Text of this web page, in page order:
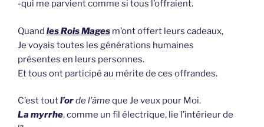
-qui me parvient comme si tous l’offraient.
Quand les Rois Mages m’ont offert leurs cadeaux,
Je voyais toutes les générations humaines
présentes en leurs personnes.
Et tous ont participé au mérite de ces offrandes.
C’est toutl’orde l’âmeque Je veux pour Moi.
La myrrhe, comme un fil électrique, lie l’intérieur de